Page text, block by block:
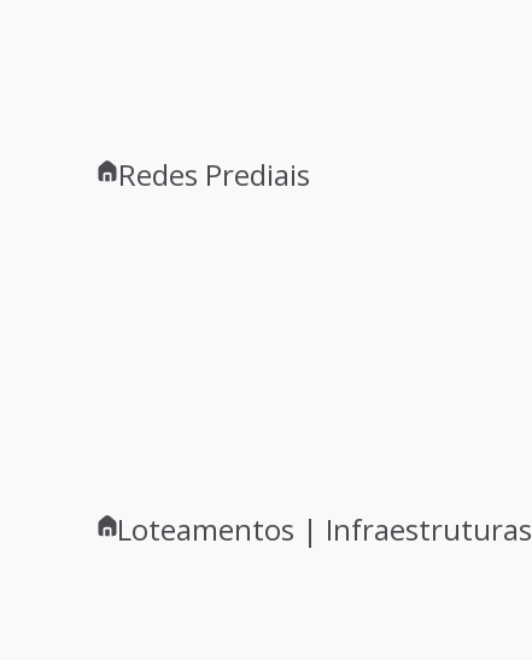
Redes Prediais
Loteamentos | Infraestruturas